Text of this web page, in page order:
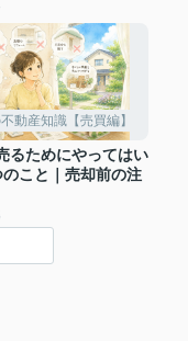
動産知識【売買編】
るためにやってはい
こと｜売却前の注